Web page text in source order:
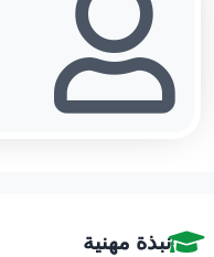
نبذة مهنية